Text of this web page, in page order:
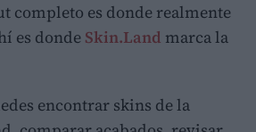
completo es donde realmente
es dondeSkin.Land marca la
encontrar skins de la